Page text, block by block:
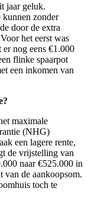
jaar geluk.
kunnen zonder
door de extra
het eerst was
nog eens €1.000
flinke spaarpot
een inkomen van
maximale
(NHG)
een lagere rente,
de vrijstelling van
naar €525.000 in
van de aankoopsom.
toch te